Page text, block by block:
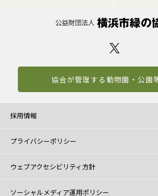
協会が管理する動物園・公園
採用情報
プライバシーポリシー
ウェブアクセシビリティ方針
ソーシャルメディア運用ポリシー